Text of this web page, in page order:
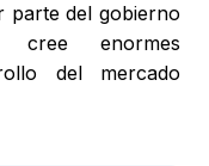
parte del gobierno
enormes
del mercado